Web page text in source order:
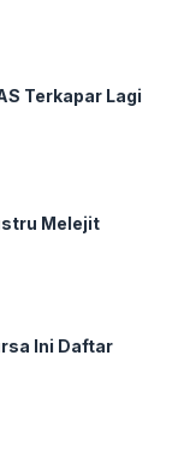
Terkapar Lagi
Melejit
Ini Daftar